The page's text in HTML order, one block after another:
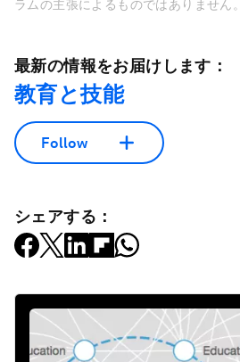
ラムの主張によるものではありません。
最新の情報をお届けします：
教育と技能
Follow
シェアする：